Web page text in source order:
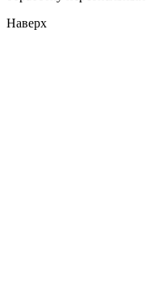
Наверх